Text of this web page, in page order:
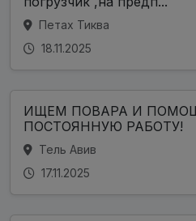
Петах Тиква
18.11.2025
ИЩЕМ ПОВАРА И
ПОСТОЯННУЮ РАБОТУ!
Тель Авив
17.11.2025